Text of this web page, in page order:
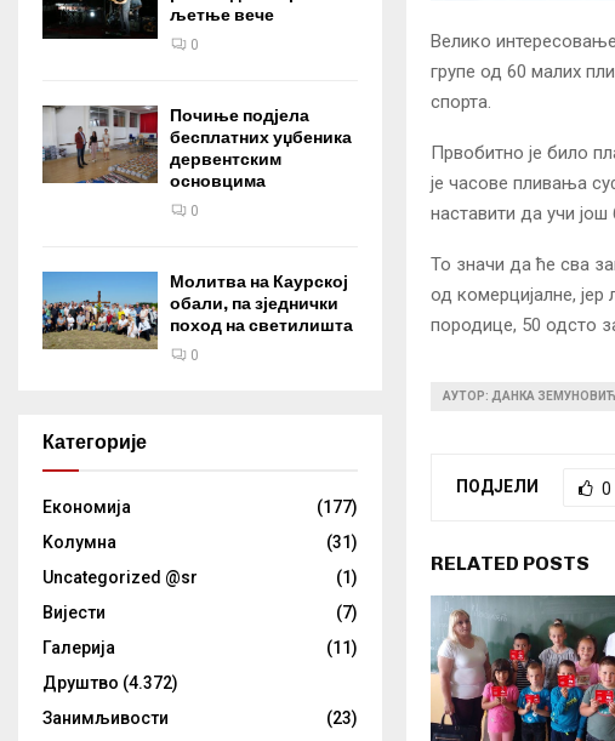
Велико
групе од 60 малих
спорта.
Првобитно је било
је часове пливања
наставити да учи још
То значи да ће сва
од комерцијалне,
породице, 50 одсто
АУТОР: ДАНКА ЗЕМУНОВИЋ
ПОДЈЕЛИ 0
RELATED POSTS
љетње вече
0
Почиње подјела
бесплатних уџбеника
дервентским
основцима
0
Молитва на Каурској
обали, па зједнички
поход на светилишта
0
Категорије
Eкономија
(177)
Kолумнa
(31)
Uncategorized @sr
(1)
Вијести
(7)
Галерија
(11)
Друштво (4.372)
Занимљивости
(23)